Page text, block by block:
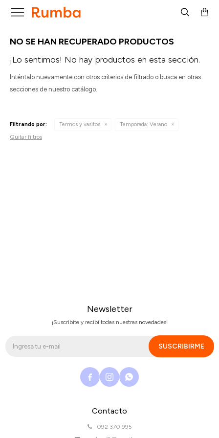

NO SE HAN RECUPERADO PRODUCTOS
¡Lo sentimos! No hay productos en esta sección.
Inténtalo nuevamente con otros criterios de filtrado o busca en otras
secciones de nuestro catálogo.
Filtrando por: Termos y vasitos Temporada: Verano
Quitar filtros
Contacto
092 370 995
Newsletter
¡Suscribite y recibí todas nuestras novedades!
SUSCRIBIRME
  